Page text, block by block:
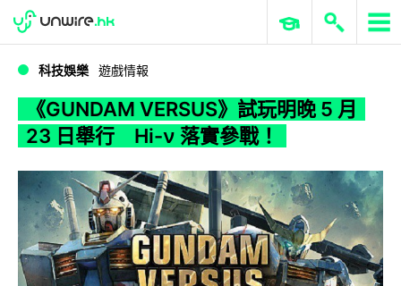
WWDC 2026 ERP 與商業 AI
科技娛樂 遊戲情報
《GUNDAM VERSUS》試玩明晚 5 月
23 日舉行 Hi-ν 落實參戰！